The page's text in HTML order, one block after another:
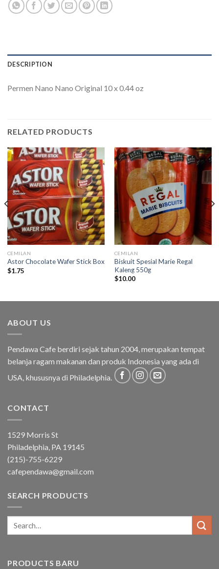
DESCRIPTION
Permen Nano Nano Original 10 x 0.44 oz
RELATED PRODUCTS
CEMILAN
Astor Chocolate Wafer Stick Box
$1.75
CEMILAN
Biskuit Spesial Marie Regal
Kaleng 550g
$10.00
ABOUT US
Pendawa Cafe berdiri sejak tahun 2004, merupakan tempat
belanja ragam makanan dan produk Indonesia yang ada di
USA, khususnya di Philadelphia.
CONTACT
1529 Morris St
Philadelphia, PA 19145
(215)-755-6229
cafependawa@gmail.com
SEARCH PRODUCTS
Search
for:
PRODUCTS BARU